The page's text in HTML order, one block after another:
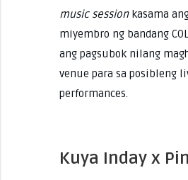
music sessionkasama
miyembro ng bandang
ang pagsubok nilang
venue para sa posibleng
performances.
Kuya Inday x